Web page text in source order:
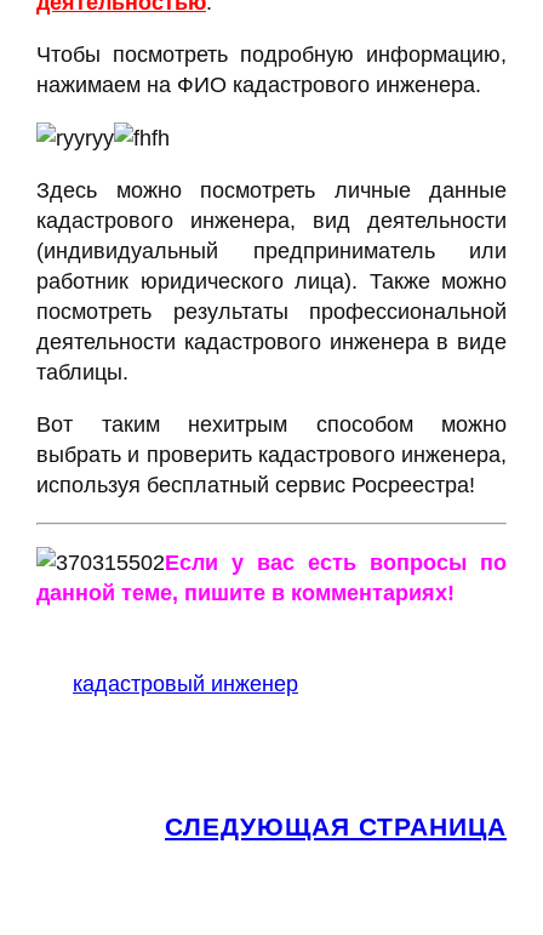
Чтобы посмотреть подробную информацию,
нажимаем на ФИО кадастрового инженера.
Здесь можно посмотреть личные данные
кадастрового инженера, вид деятельности
(индивидуальный предприниматель или
работник юридического лица). Также можно
посмотреть результаты профессиональной
деятельности кадастрового инженера в виде
таблицы.
Вот таким нехитрым способом можно
выбрать и проверить кадастрового инженера,
используя бесплатный сервис Росреестра!
Если у вас есть вопросы по
данной теме, пишите в комментариях!
кадастровый инженер
СЛЕДУЮЩАЯ СТРАНИЦА